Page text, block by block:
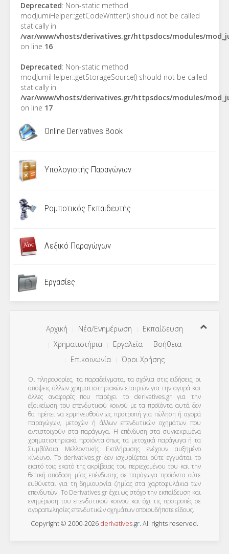
Deprecated: Non-static method
modJumiHelper::getCodeWritten() should not be called
statically in
/var/www/vhosts/derivatives.gr/httpsdocs/modules/
on line 16
Deprecated: Non-static method
modJumiHelper::getStorageSource() should not be called
statically in
/var/www/vhosts/derivatives.gr/httpsdocs/modules/
on line 17
Online Derivatives Book
Υπολογιστής Παραγώγων
Ρομποτικός Εκπαιδευτής
Λεξικό Παραγώγων
Εργασίες
Αρχική Νέα/Ενημέρωση
Εκπαίδευση
Χρηματιστήρια
Εργαλεία
Βοήθεια
Επικοινωνία
Όροι Χρήσης
Οι πληροφορίες, τα παραδείγματα, τα σχόλια στις ειδήσεις, οι
απόψεις άλλων χρηματιστηριακών εταιριών για την αγορά και
άλλες αναφορές που παρέχει το derivatives.gr για την
εξοικείωση του επενδυτικού κοινού με τα προϊόντα αυτά δεν
θα πρέπει να ερμηνευθούν ως προτροπή για πώληση ή αγορά
παραγώγων, μετοχών ή άλλων επενδυτικών οχημάτων που
αντιστοιχούν στα παράγωγα. Η επένδυση στα συγκεκριμένα
χρηματιστηριακά προϊόντα όπως τα μετοχικά παράγωγα ή τα
Συμβόλαια Μελλοντικής Εκπλήρωσης ενέχουν αυξημένο
κίνδυνο. Το derivatives.gr δεν ισχυρίζεται ούτε εγγυάται το
εκατό τοις εκατό της ακρίβειας του περιεχομένου του και την
θετική απόδοση μίας επένδυσης σε παράγωγα προϊόντα ούτε
ευθύνεται για τη δημιουργία ζημίας στα χαρτοφυλάκια των
επενδυτών. To Derivatives.gr έχει ως στόχο την εκπαίδευση και
ενημέρωση του επενδυτικού κοινού και όχι τις προτροπές σε
αγοραπωλησίες επενδυτικών οχημάτων οποιουδήποτε είδους.
Copyright © 2000-2026 derivatives.gr. All rights reserved.